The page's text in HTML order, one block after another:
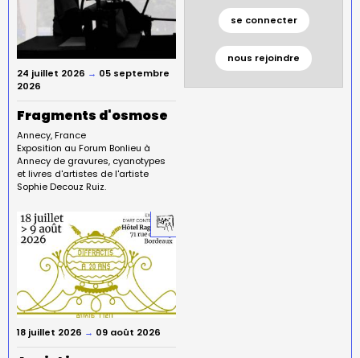
24 juillet 2026 → 05 septembre
2026
Fragments d'osmose
Annecy France
Exposition au Forum Bonlieu à
Annecy de gravures, cyanotypes
et livres d'artistes de l'artiste
Sophie Decouz Ruiz.
se connecter
nous rejoindre
18 juillet 2026 → 09 août 2026